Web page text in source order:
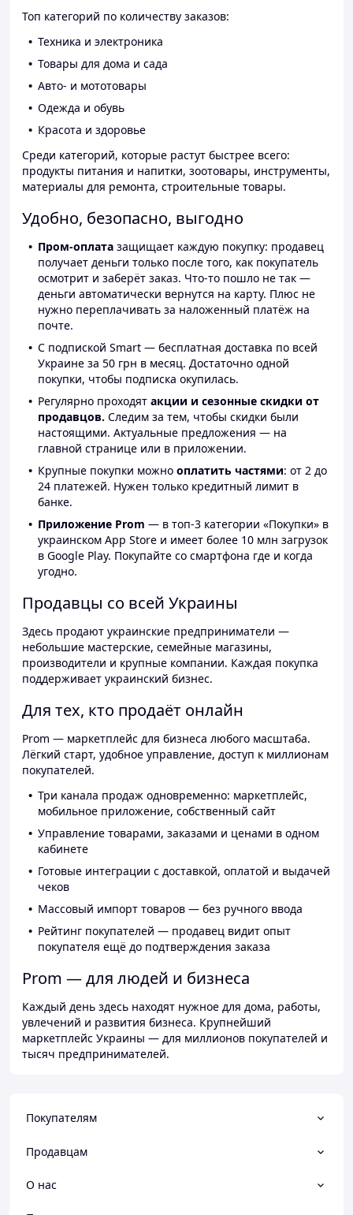
Топ категорий по количеству заказов:
Техника и электроника
Товары для дома и сада
Авто- и мототовары
Одежда и обувь
Красота и здоровье
Среди категорий, которые растут быстрее всего:
продукты питания и напитки, зоотовары, инструменты,
материалы для ремонта, строительные товары.
Удобно, безопасно, выгодно
Пром-оплата защищает каждую покупку: продавец
получает деньги только после того, как покупатель
осмотрит и заберёт заказ. Что-то пошло не так —
деньги автоматически вернутся на карту. Плюс не
нужно переплачивать за наложенный платёж на
почте.
С подпиской Smart — бесплатная доставка по всей
Украине за 50 грн в месяц. Достаточно одной
покупки, чтобы подписка окупилась.
Регулярно проходят акции и сезонные скидки от
продавцов. Следим за тем, чтобы скидки были
настоящими. Актуальные предложения — на
главной странице или в приложении.
Крупные покупки можно оплатить частями: от 2 до
24 платежей. Нужен только кредитный лимит в
банке.
Приложение Prom — в топ-3 категории «Покупки» в
украинском App Store и имеет более 10 млн загрузок
в Google Play. Покупайте со смартфона где и когда
угодно.
Продавцы со всей Украины
Здесь продают украинские предприниматели —
небольшие мастерские, семейные магазины,
производители и крупные компании. Каждая покупка
поддерживает украинский бизнес.
Для тех, кто продаёт онлайн
Prom — маркетплейс для бизнеса любого масштаба.
Лёгкий старт, удобное управление, доступ к миллионам
покупателей.
Три канала продаж одновременно: маркетплейс,
мобильное приложение, собственный сайт
Управление товарами, заказами и ценами в одном
кабинете
Готовые интеграции с доставкой, оплатой и выдачей
чеков
Массовый импорт товаров — без ручного ввода
Рейтинг покупателей — продавец видит опыт
покупателя ещё до подтверждения заказа
Prom — для людей и бизнеса
Каждый день здесь находят нужное для дома, работы,
увлечений и развития бизнеса. Крупнейший
маркетплейс Украины — для миллионов покупателей и
тысяч предпринимателей.
Покупателям
Продавцам
О нас